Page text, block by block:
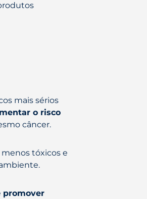
mais sérios
o risco
câncer.
tóxicos e
promover